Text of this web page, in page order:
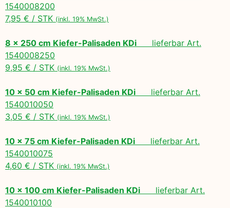
1540008200
7,95 € / STK (inkl. 19% MwSt.)
8 x 250 cm Kiefer-Palisaden KDi lieferbar Art.
1540008250
9,95 € / STK (inkl. 19% MwSt.)
10 x 50 cm Kiefer-Palisaden KDi lieferbar Art.
1540010050
3,05 € / STK (inkl. 19% MwSt.)
10 x 75 cm Kiefer-Palisaden KDi lieferbar Art.
1540010075
4,60 € / STK (inkl. 19% MwSt.)
10 x 100 cm Kiefer-Palisaden KDi lieferbar Art.
1540010100